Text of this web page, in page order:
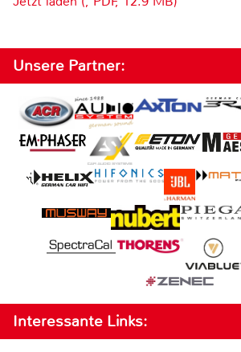
Unsere Partner:
Interessante Links: